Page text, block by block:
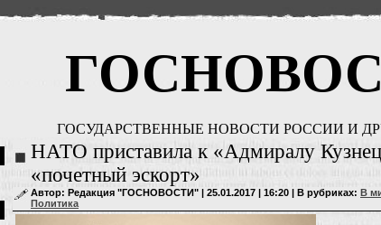
ГОСУДАРСТВЕННЫЕ НОВОСТИ РОССИИ И
НАТО приставила к «Адмиралу
«почетный эскорт»
Автор: Редакция "ГОСНОВОСТИ" | 25.01.2017 | 16:20 | В рубриках: В
Политика